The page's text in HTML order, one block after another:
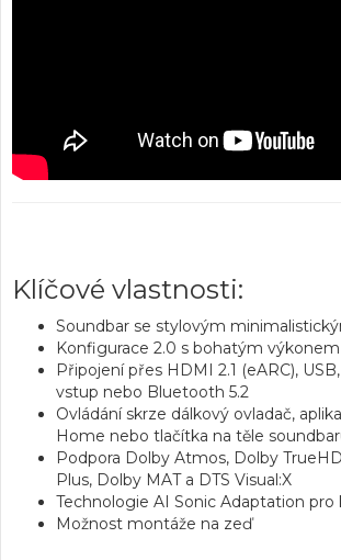
Klíčové vlastnosti:
Soundbar se stylovým
Konfigurace 2.0 s bohatým
Připojení přes HDMI 2.1 (eARC), USB,
vstup nebo Bluetooth 5.2
Ovládání skrze dálkový ovladač,
Home nebo tlačítka na těle
Podpora Dolby Atmos, Dolby TrueHD
Plus, Dolby MATa DTS Visual:X
Technologie AI Sonic Adaptation pro
Možnost montáže na zeď